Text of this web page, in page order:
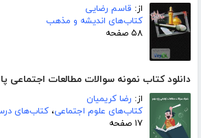
از: قاسم رضایی
کتاب‌های اندیشه و مذهب
۵۸ صفحه
دانلود کتاب نمونه سوالات مطالعات اجتماعی
از: رضا کریمیان
کتاب‌های علوم اجتماعی، کتاب‌های
۱۷ صفحه